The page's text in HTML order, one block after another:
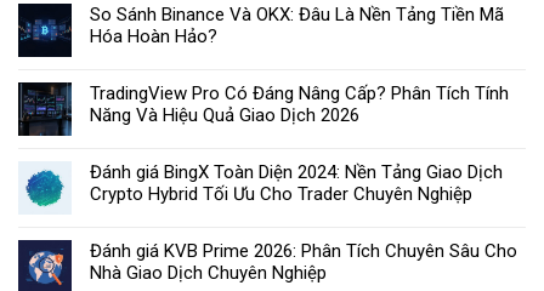
So Sánh Binance Và OKX: Đâu Là Nền Tảng Tiền Mã
Hóa Hoàn Hảo?
TradingView Pro Có Đáng Nâng Cấp? Phân Tích Tính
Năng Và Hiệu Quả Giao Dịch 2026
Đánh giá BingX Toàn Diện 2024: Nền Tảng Giao Dịch
Crypto Hybrid Tối Ưu Cho Trader Chuyên Nghiệp
Đánh giá KVB Prime 2026: Phân Tích Chuyên Sâu Cho
Nhà Giao Dịch Chuyên Nghiệp